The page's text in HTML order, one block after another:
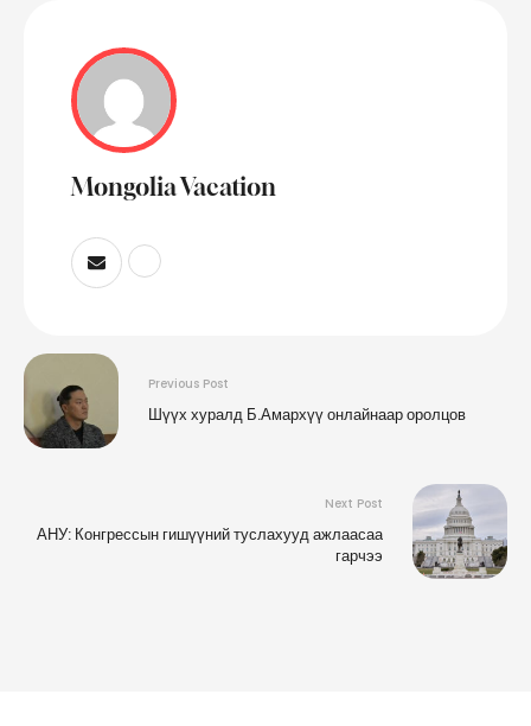
Mongolia Vacation
Previous Post
Шүүх хуралд Б.Амархүү онлайнаар оролцов
Next Post
АНУ: Конгрессын гишүүний туслахууд ажлаасаа
гарчээ